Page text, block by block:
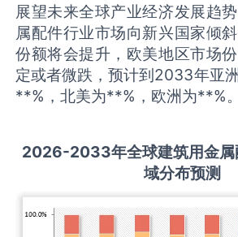
展望未来全球产业经济发展趋
属配件行业市场向新兴国家倾
份额将会提升，欧美地区市场
定或者微跌，预计到2033年亚
**%，北美为**%，欧洲为**%。
2026-2033年全球建筑用金
域分布预测